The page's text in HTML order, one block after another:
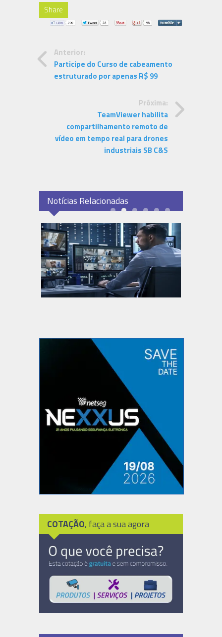
Share
Anterior:
Participe do Curso de cabeamento
estruturado por apenas R$ 99
Próxima:
TeamViewer habilita
compartilhamento remoto de
vídeo em tempo real para drones
industriais SB C&S
Notícias Relacionadas
COTAÇÃO, faça a sua agora